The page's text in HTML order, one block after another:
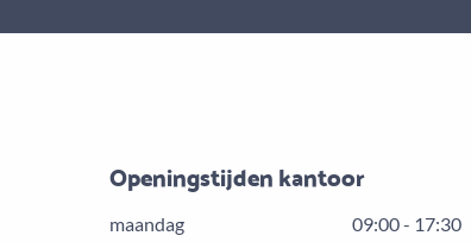
Openingstijden kantoor
maandag
09:00 - 17:30